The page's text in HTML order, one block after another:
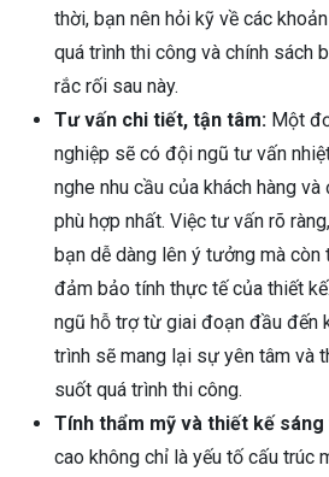
thời, bạn nên hỏi kỹ về các
quá trình thi công và chính sách
rắc rối sau này.
Tư vấn chi tiết, tận tâm: Một
nghiệp sẽ có đội ngũ tư vấn
nghe nhu cầu của khách hàng
phù hợp nhất. Việc tư vấn rõ
bạn dễ dàng lên ý tưởng mà còn
đảm bảo tính thực tế của thiết
ngũ hỗ trợ từ giai đoạn đầu đến
trình sẽ mang lại sự yên tâm và
suốt quá trình thi công.
Tính thẩm mỹ và thiết kế sáng
cao không chỉ là yếu tố cấu trúc